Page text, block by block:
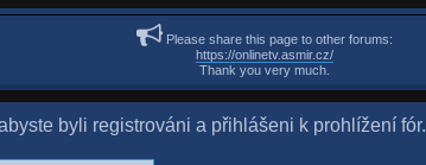
Please share this page to other forums:
https://onlinetv.asmir.cz/
Thank you very much.
byli registrováni a přihlášeni k prohlížení fór.